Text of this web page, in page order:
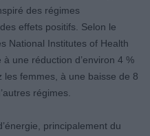
des régimes
effets positifs. Selon le
National Institutes of Health
une réduction d’environ 4 %
les femmes, à une baisse de 8
régimes.
principalement du